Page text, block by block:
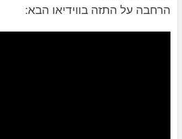
הרחבה על התזה בווידיאו הבא: